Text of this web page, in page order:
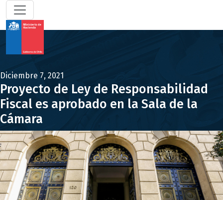
Diciembre 7, 2021
Proyecto de Ley de Responsabilidad
Fiscal es aprobado en la Sala de la
Cámara